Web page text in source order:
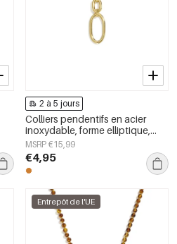
2 à 5 jours
Colliers pendentifs en acier
inoxydable, forme elliptique,
collection Simple Daily Simple,
bijoux pour femmes
MSRP €15,99
€4,95
Entrepôt de l'UE